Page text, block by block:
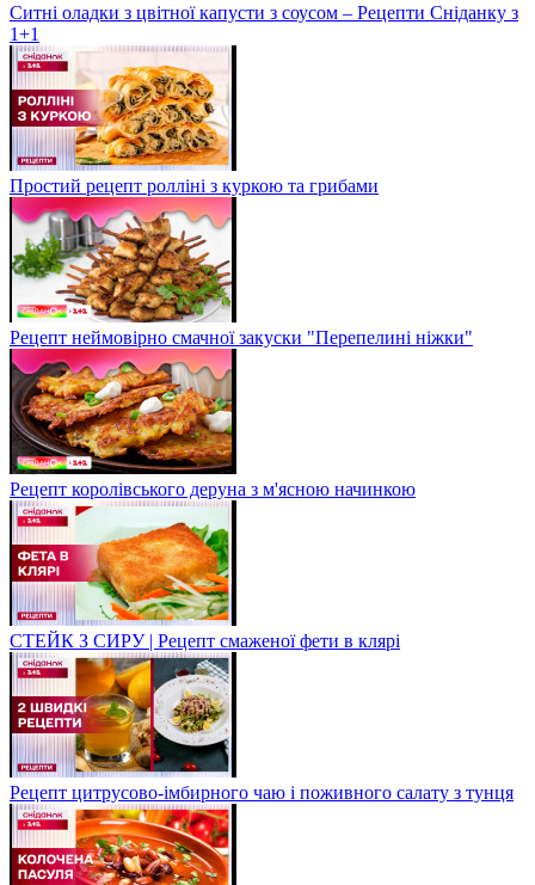
Ситні оладки з цвітної капусти з соусом – Рецепти Сніданку з
1+1
Простий рецепт ролліні з куркою та грибами
Рецепт неймовірно смачної закуски "Перепелині ніжки"
Рецепт королівського деруна з м'ясною начинкою
СТЕЙК З СИРУ | Рецепт смаженої фети в клярі
Рецепт цитрусово-імбирного чаю і поживного салату з тунця